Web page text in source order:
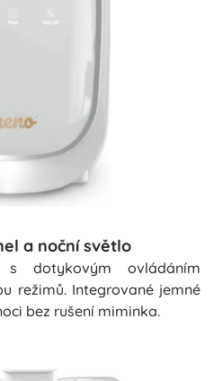
a noční světlo
s dotykovým ovládáním
režimů. Integrované jemné
bez rušení miminka.